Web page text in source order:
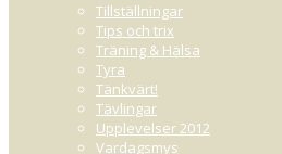
Tillställningar
Tips och trix
Träning & Hälsa
Tyra
Tänkvärt!
Tävlingar
Upplevelser 2012
Vardagsmys